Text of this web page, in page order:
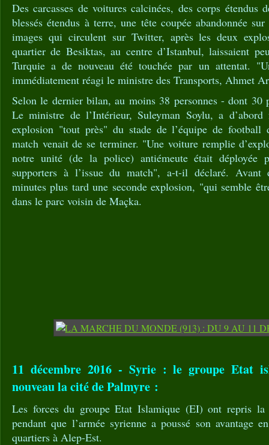
Des carcasses de voitures calcinées, des corps étendus
blessés étendus à terre, une tête coupée abandonnée
images qui circulent sur Twitter, après les deux
quartier de Besiktas, au centre d’Istanbul, laissaient
Turquie a de nouveau été touchée par un attentat.
immédiatement réagi le ministre des Transports, Ahmet
Selon le dernier bilan, au moins 38 personnes - dont 30
Le ministre de l’Intérieur, Suleyman Soylu, a d’abord
explosion "tout près" du stade de l’équipe de football
match venait de se terminer. "Une voiture remplie
notre unité (de la police) antiémeute était déployée
supporters à l’issue du match", a-t-il déclaré. Avant
minutes plus tard une seconde explosion, "qui semble
dans le parc voisin de Maçka.
11 décembre 2016 - Syrie : le groupe Etat
nouveau la cité de Palmyre :
Les forces du groupe Etat Islamique (EI) ont repris la
pendant que l’armée syrienne a poussé son avantage
quartiers à Alep-Est.